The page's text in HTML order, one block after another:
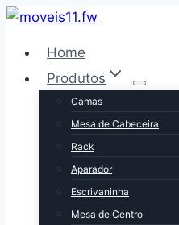
Pular
Conteúdo
Home
Produtos
Camas
Mesa de Cabeceira
Rack
Aparador
Escrivaninha
Mesa de Centro